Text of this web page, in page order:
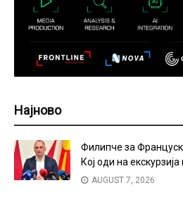
Најново
Филипче за
Кој оди на
AUGUST 7, 2026